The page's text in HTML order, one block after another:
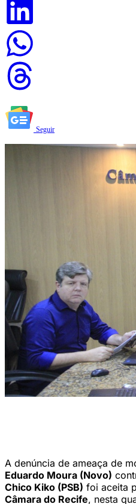
Seguir
A denúncia de ameaça de
Eduardo Moura (Novo)
Chico Kiko (PSB) foi aceita
Câmara do Recife, nesta